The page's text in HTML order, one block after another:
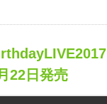
22日発売